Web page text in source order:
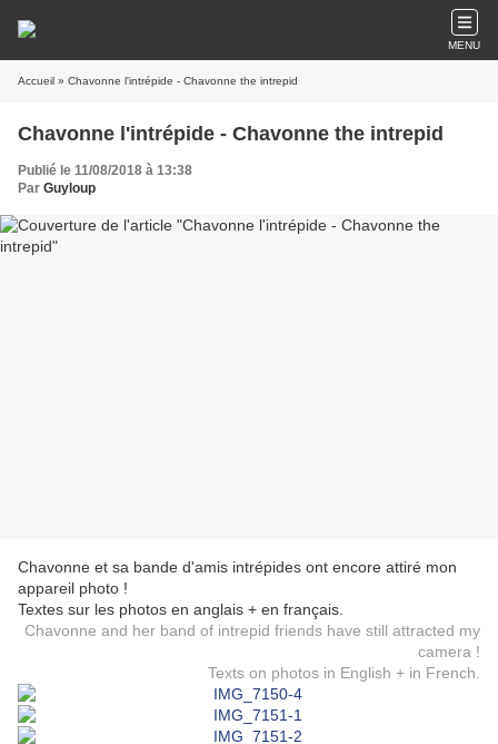
MENU
Accueil » Chavonne l'intrépide - Chavonne the intrepid
Chavonne l'intrépide - Chavonne the intrepid
Publié le 11/08/2018 à 13:38
Par Guyloup
Chavonne et sa bande d'amis intrépides ont encore attiré mon
appareil photo !
Textes sur les photos en anglais + en français.
Chavonne and her band of intrepid friends have still attracted my
camera !
Texts on photos in English + in French.